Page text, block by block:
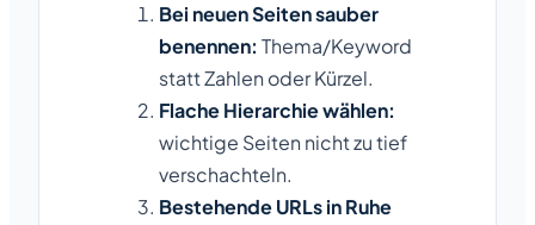
Bei neuen Seiten sauber
benennen: Thema/Keyword
statt Zahlen oder Kürzel.
Flache Hierarchie wählen:
wichtige Seiten nicht zu tief
verschachteln.
Bestehende URLs in Ruhe